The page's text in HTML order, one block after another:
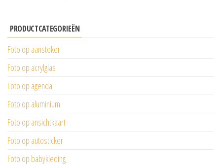
PRODUCTCATEGORIEËN
Foto op aansteker
Foto op acrylglas
Foto op agenda
Foto op aluminium
Foto op ansichtkaart
Foto op autosticker
Foto op babykleding